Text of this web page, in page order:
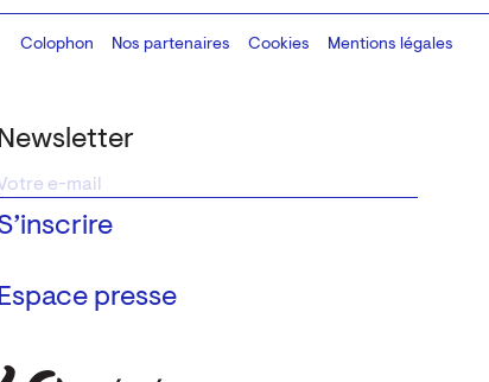
Newsletter
Espace presse
Colophon
Design:Marcel Kaczmarek, code:8080.studio
Nos partenaires Cookies Mentions légales